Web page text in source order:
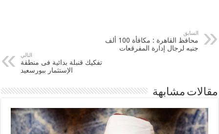
السابق
محافظ القاهرة : مكافأة 100 ألف
جنيه لرجال إدارة المفرقعات
التالي
تفكيك قنبلة بدائية فى منطقة
الإستثمار ببورسعيد
مقالات مشابهة